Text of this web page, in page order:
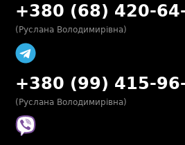
+380 (68) 420-
(Руслана Володимирівна)
+380 (99) 415-
(Руслана Володимирівна)